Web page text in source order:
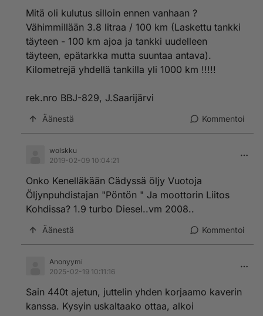
Mitä oli kulutus silloin ennen vanhaan ?
Vähimmillään 3.8 litraa / 100 km (Laskettu tankki
täyteen - 100 km ajoa ja tankki uudelleen
täyteen, epätarkka mutta suuntaa antava).
Kilometrejä yhdellä tankilla yli 1000 km !!!!!
rek.nro BBJ-829, J.Saarijärvi
Äänestä Kommentoi
wolskku
2019-02-09 10:04:21
Onko Kenelläkään Cädyssä öljy Vuotoja
Öljynpuhdistajan "Pöntön " Ja moottorin Liitos
Kohdissa? 1.9 turbo Diesel..vm 2008..
Äänestä Kommentoi
Anonyymi
2025-02-19 10:11:16
Sain 440t ajetun, juttelin yhden korjaamo kaverin
kanssa. Kysyin uskaltaako ottaa, alkoi